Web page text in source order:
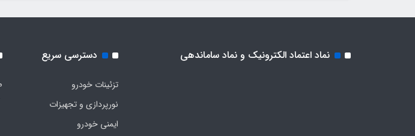
نماد اعتماد الکترونیک و نماد ساماندهی دسترسی سریع
تزئینات خودرو
نورپردازی و تجهیزات
ایمنی خودرو